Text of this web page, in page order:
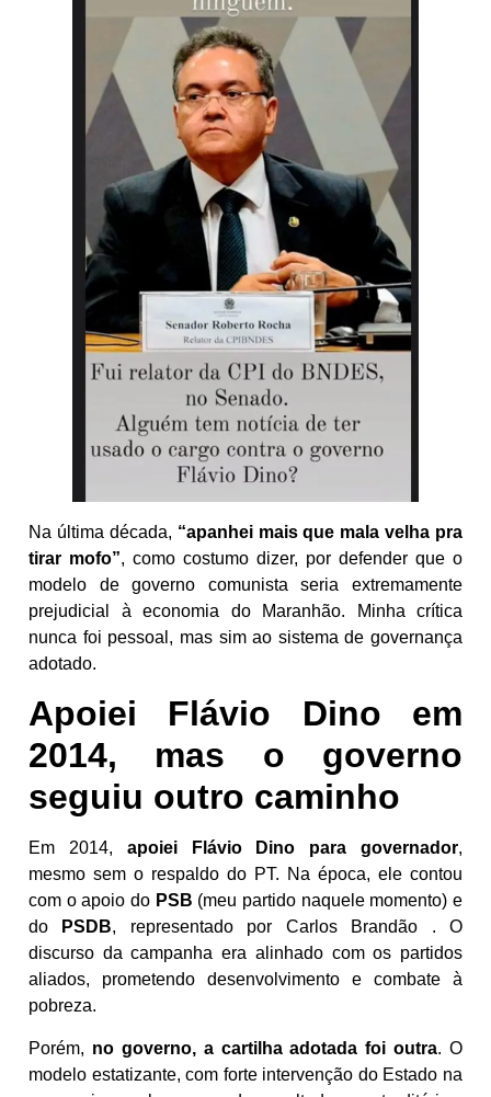
Na última década, “apanhei mais que mala velha pra
tirar mofo”, como costumo dizer, por defender que o
modelo de governo comunista seria extremamente
prejudicial à economia do Maranhão. Minha crítica
nunca foi pessoal, mas sim ao sistema de governança
adotado.
Apoiei Flávio Dino em
2014, mas o governo
seguiu outro caminho
Em 2014, apoiei Flávio Dino para governador,
mesmo sem o respaldo do PT. Na época, ele contou
com o apoio do PSB (meu partido naquele momento) e
do
PSDB, representado por Carlos Brandão . O
discurso da campanha era alinhado com os partidos
aliados, prometendo desenvolvimento e combate à
pobreza.
Porém, no governo, a cartilha adotada foi outra. O
modelo estatizante, com forte intervenção do Estado na